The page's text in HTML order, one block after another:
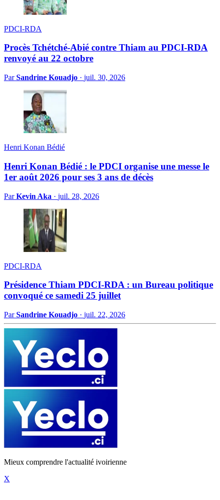
PDCI-RDA
Procès Tchétché-Abié contre Thiam au PDCI-RDA
renvoyé au 22 octobre
ParSandrine Kouadjo · juil. 30, 2026
Henri Konan Bédié
Henri Konan Bédié : le PDCI organise une messe le
1er août 2026 pour ses 3 ans de décès
ParKevin Aka · juil. 28, 2026
PDCI-RDA
Présidence Thiam PDCI-RDA : un Bureau politique
convoqué ce samedi 25 juillet
ParSandrine Kouadjo · juil. 22, 2026
Mieux comprendre l'actualité ivoirienne
X